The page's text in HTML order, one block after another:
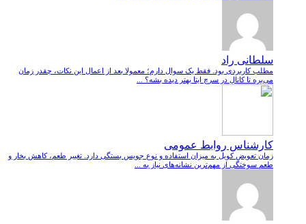
سلطانی راد
مطلب کاربردی بود. فقط یک سوال دارم؛ معمولا بعد از اعمال این نکات، چقدر زمان
می‌بره تا کانال در سرچ ایتا بهتر دیده بشه؟ ...
کارشناس روابط عمومی
زمان تعویض کویل به میزان استفاده و نوع جویس بستگی دارد. تغییر طعم، کاهش بخار و
طعم سوختگی از مهم‌ترین نشانه‌های نیاز به ...